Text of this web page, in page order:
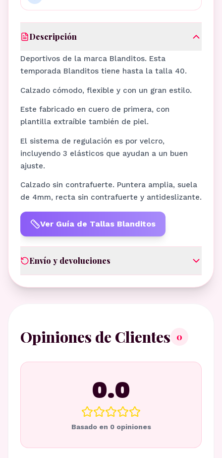
Descripción
Deportivos de la marca Blanditos. Esta
temporada Blanditos tiene hasta la talla 40.
Calzado cómodo, flexible y con un gran estilo.
Este fabricado en cuero de primera, con
plantilla extraíble también de piel.
El sistema de regulación es por velcro,
incluyendo 3 elásticos que ayudan a un buen
ajuste.
Calzado sin contrafuerte. Puntera amplia, suela
de 4mm, recta sin contrafuerte y antideslizante.
Ver Guía de Tallas Blanditos
Envío y devoluciones
Opiniones de Clientes 0
0.0
Basado en 0opiniones